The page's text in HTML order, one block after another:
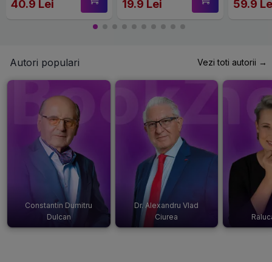
40.9 Lei 19.9 Lei 59.9
Autori populari Vezi toti autorii →
Constantin Dumitru
Dulcan
Dr. Alexandru Vlad
Ciurea